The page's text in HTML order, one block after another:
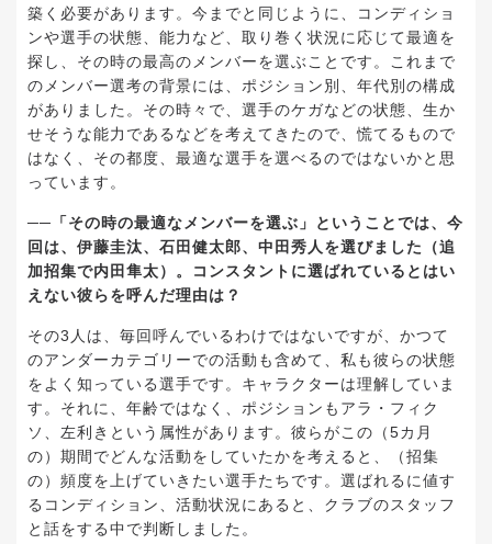
築く必要があります。今までと同じように、コンディショ
ンや選手の状態、能力など、取り巻く状況に応じて最適を
探し、その時の最高のメンバーを選ぶことです。これまで
のメンバー選考の背景には、ポジション別、年代別の構成
がありました。その時々で、選手のケガなどの状態、生か
せそうな能力であるなどを考えてきたので、慌てるもので
はなく、その都度、最適な選手を選べるのではないかと思
っています。
──「その時の最適なメンバーを選ぶ」ということでは、今
回は、伊藤圭汰、石田健太郎、中田秀人を選びました（追
加招集で内田隼太）。コンスタントに選ばれているとはい
えない彼らを呼んだ理由は？
その3人は、毎回呼んでいるわけではないですが、かつて
のアンダーカテゴリーでの活動も含めて、私も彼らの状態
をよく知っている選手です。キャラクターは理解していま
す。それに、年齢ではなく、ポジションもアラ・フィク
ソ、左利きという属性があります。彼らがこの（5カ月
の）期間でどんな活動をしていたかを考えると、（招集
の）頻度を上げていきたい選手たちです。選ばれるに値す
るコンディション、活動状況にあると、クラブのスタッフ
と話をする中で判断しました。